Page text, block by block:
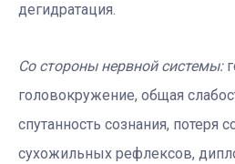
дегидратация.
Со стороны нервной системы:
головокружение, общая
спутанность сознания, потеря
сухожильных рефлексов,